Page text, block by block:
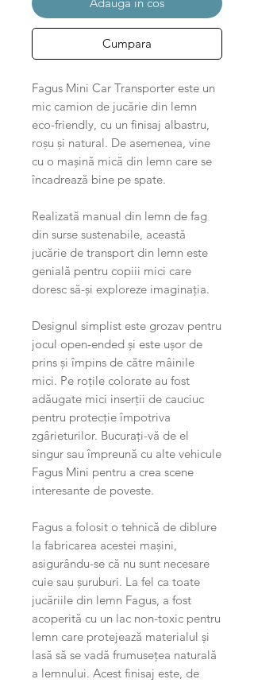
Cumpara
Fagus Mini Car Transporter este un
mic camion de jucărie din lemn
eco-friendly, cu un finisaj albastru,
roșu și natural. De asemenea, vine
cu o mașină mică din lemn care se
încadrează bine pe spate.
Realizată manual din lemn de fag
din surse sustenabile, această
jucărie de transport din lemn este
genială pentru copiii mici care
doresc să-și exploreze imaginația.
Designul simplist este grozav pentru
jocul open-ended și este ușor de
prins și împins de către mâinile
mici. Pe roțile colorate au fost
adăugate mici inserții de cauciuc
pentru protecție împotriva
zgârieturilor. Bucurați-vă de el
singur sau împreună cu alte vehicule
Fagus Mini pentru a crea scene
interesante de poveste.
Fagus a folosit o tehnică de diblure
la fabricarea acestei mașini,
asigurându-se că nu sunt necesare
cuie sau șuruburi. La fel ca toate
jucăriile din lemn Fagus, a fost
acoperită cu un lac non-toxic pentru
lemn care protejează materialul și
lasă să se vadă frumusețea naturală
a lemnului. Acest finisaj este, de